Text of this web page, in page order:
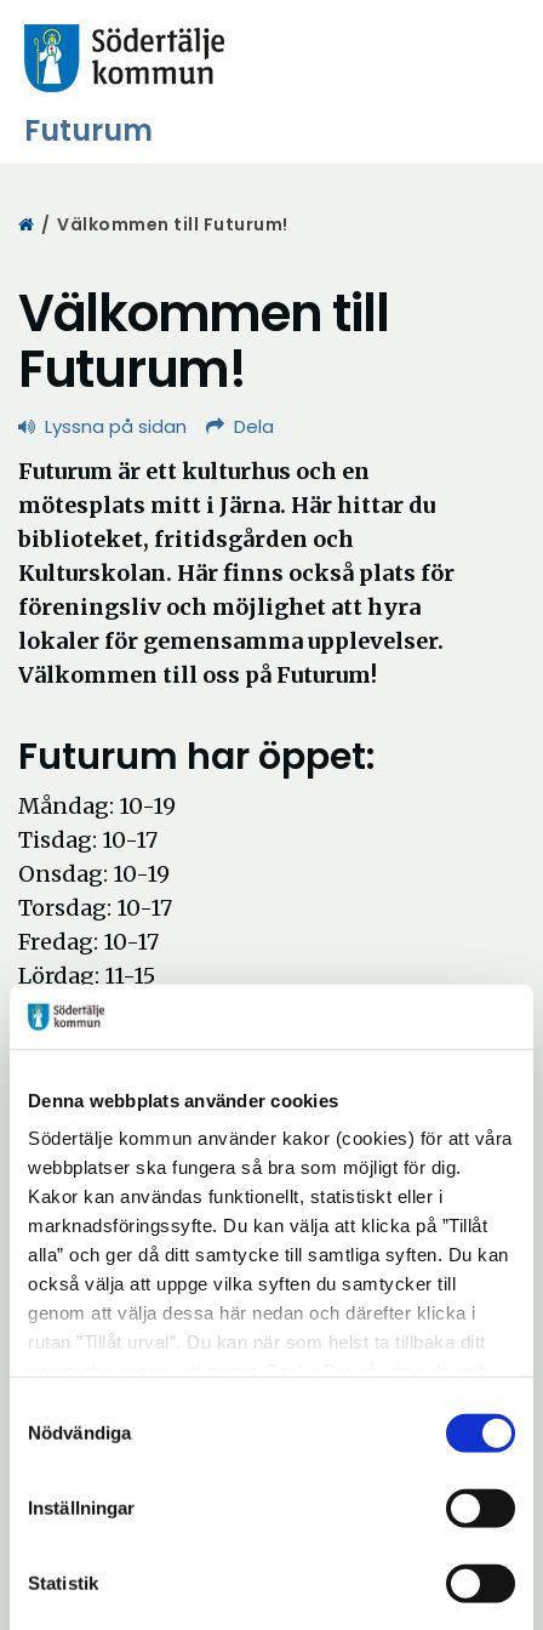
Denna webbplats använder cookies
Södertälje kommun använder kakor (cookies) för att våra
webbplatser ska fungera så bra som möjligt för dig.
Kakor kan användas funktionellt, statistiskt eller i
marknadsföringssyfte. Du kan välja att klicka på ”Tillåt
alla” och ger då ditt samtycke till samtliga syften. Du kan
också välja att uppge vilka syften du samtycker till
genom att välja dessa här nedan och därefter klicka i
rutan ”Tillåt urval”. Du kan när som helst ta tillbaka ditt
"Visa detaljer" kan du läsa om hur kakorna används och
hur vi och våra leverantörer inhämtar och behandlar
Nödvändiga
Inställningar
Statistik
Futurum
Start
/ Välkommen till Futurum!
Välkommen till
Futurum!
Lyssna på sidan Dela
Futurum är ett kulturhus och en
mötesplats mitt i Järna. Här hittar du
biblioteket, fritidsgården och
Kulturskolan. Här finns också plats för
föreningsliv och möjlighet att hyra
lokaler för gemensamma upplevelser.
Välkommen till oss på Futurum!
Futurum har öppet:
Måndag: 10-19
Tisdag: 10-17
Onsdag: 10-19
Torsdag: 10-17
Fredag: 10-17
Lördag: 11-15
Söndag: stängt
Helgdagar stängt.
Biblioteket, fritidsgården och kulturskolan
har egna öppettider.
Sommartider gäller vecka
26-33:
Måndag: 15-19
Tisdag: 13-17
Onsdag: 15-19
Fredag: stängt
Fritidsgården har egna öppettider.